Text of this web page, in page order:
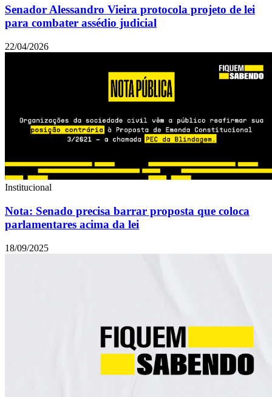
Senador Alessandro Vieira protocola projeto de lei
para combater assédio judicial
22/04/2026
Institucional
Nota: Senado precisa barrar proposta que coloca
parlamentares acima da lei
18/09/2025